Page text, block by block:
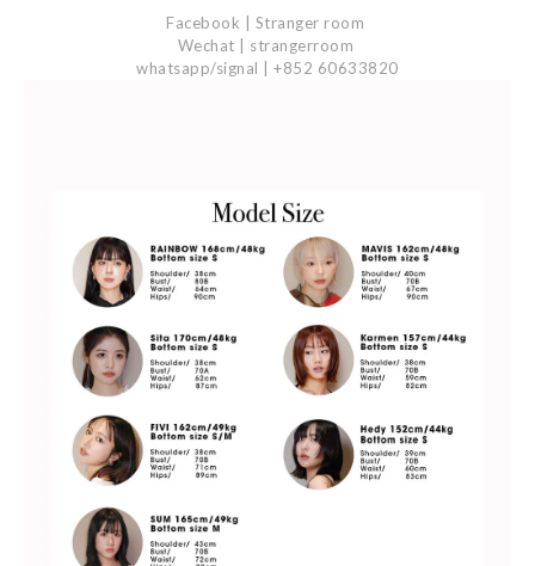
Facebook | Stranger room
Wechat | strangerroom
whatsapp/signal | +852 60633820